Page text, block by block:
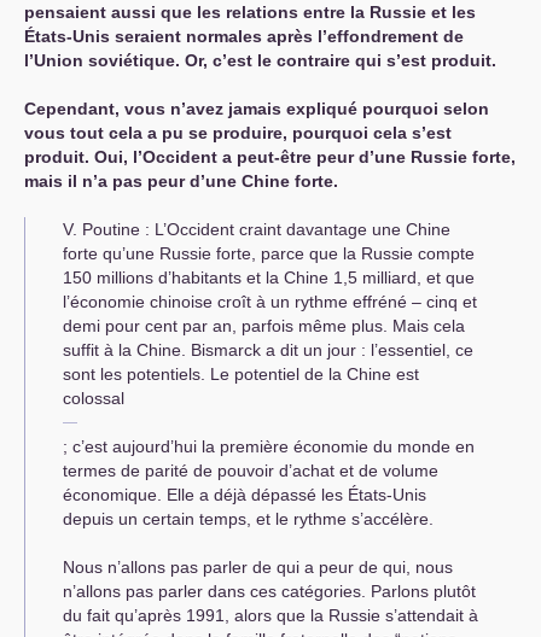
pensaient aussi que les relations entre la Russie et les
États-Unis seraient normales après l’effondrement de
l’Union soviétique. Or, c’est le contraire qui s’est produit.
Cependant, vous n’avez jamais expliqué pourquoi selon
vous tout cela a pu se produire, pourquoi cela s’est
produit. Oui, l’Occident a peut-être peur d’une Russie forte,
mais il n’a pas peur d’une Chine forte.
V. Poutine : L’Occident craint davantage une Chine
forte qu’une Russie forte, parce que la Russie compte
150 millions d’habitants et la Chine 1,5 milliard, et que
l’économie chinoise croît à un rythme effréné – cinq et
demi pour cent par an, parfois même plus. Mais cela
suffit à la Chine. Bismarck a dit un jour : l’essentiel, ce
sont les potentiels. Le potentiel de la Chine est
colossal
; c’est aujourd’hui la première économie du monde en
termes de parité de pouvoir d’achat et de volume
économique. Elle a déjà dépassé les États-Unis
depuis un certain temps, et le rythme s’accélère.
Nous n’allons pas parler de qui a peur de qui, nous
n’allons pas parler dans ces catégories. Parlons plutôt
du fait qu’après 1991, alors que la Russie s’attendait à